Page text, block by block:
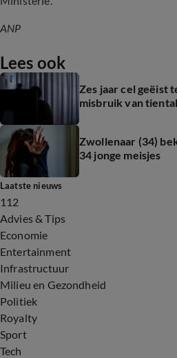
ANP
Lees ook
Zes jaar cel geëist
misbruik van
Zwollenaar (34)
34 jonge meisjes
Laatste nieuws
112
Advies & Tips
Economie
Entertainment
Infrastructuur
Milieu en Gezondheid
Politiek
Royalty
Sport
Tech